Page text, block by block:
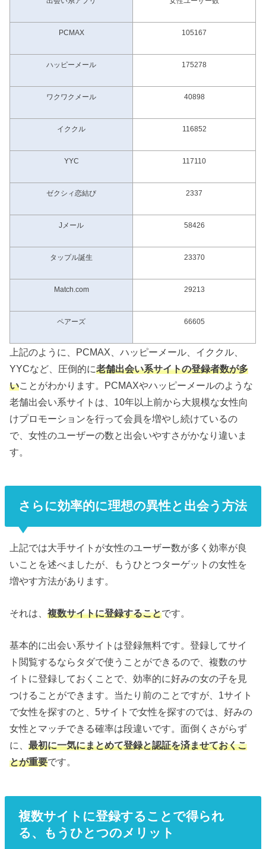
PCMAX 105167
ハッピーメール 175278
ワクワクメール 40898
イククル 116852
YYC 117110
ゼクシィ恋結び 2337
Jメール 58426
タップル誕生 23370
Match.com 29213
ペアーズ 66605
上記のように、PCMAX、ハッピーメール、イククル、
YYCなど、圧倒的に老舗出会い系サイトの登録者数が多
い ことがわかります。PCMAXやハッピーメールのような
老舗出会い系サイトは、10年以上前から大規模な女性向
けプロモーションを行って会員を増やし続けているの
で、女性のユーザーの数と出会いやすさがかなり違いま
す。
さらに効率的に理想の異性と出会う方法
上記では大手サイトが女性のユーザー数が多く効率が良
いことを述べましたが、もうひとつターゲットの女性を
増やす方法があります。
それは、複数サイトに登録することです。
基本的に出会い系サイトは登録無料です。登録してサイ
ト閲覧するならタダで使うことができるので、複数のサ
イトに登録しておくことで、効率的に好みの女の子を見
つけることができます。当たり前のことですが、1サイト
で女性を探すのと、5サイトで女性を探すのでは、好みの
女性とマッチできる確率は段違いです。面倒くさがらず
に、最初に一気にまとめて登録と認証を済ませておくこ
とが重要です。
複数サイトに登録することで得られ
る、もうひとつのメリット